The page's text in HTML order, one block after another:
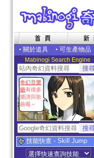
• 關於道具 • 可生產物品
Mabinogi Search Engine
奇幻音樂
廳有很多
樂譜與歌
曲喔～
技能快查 - Skill Jump